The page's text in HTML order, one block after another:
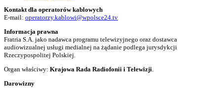
Kontakt dla operatorów kablowych
E-mail: operatorzy.kablowi@wpolsce24.tv
Informacja prawna
Fratria S.A. jako nadawca programu telewizyjnego oraz dostawca
audiowizualnej usługi medialnej na żądanie podlega jurysdykcji
Rzeczypospolitej Polskiej.
Organ właściwy: Krajowa Rada Radiofonii i Telewizji.
Darowizny